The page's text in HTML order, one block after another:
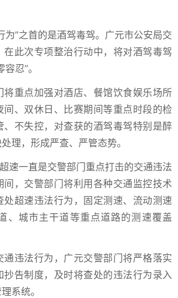
为”之首的是酒驾毒驾。广元市公安局交
在此次专项整治行动中，将对酒驾毒驾
忍”。
将重点加强对酒店、餐馆饮食娱乐场所
间、双休日、比赛期间等重点时段的检
、不失控，对查获的酒驾毒驾特别是醉
理，形成严查、严管态势。
速一直是交警部门重点打击的交通违法
间，交警部门将利用各种交通监控技术
处超速违法行为，固定测速、流动测速
、城市主干道等重点道路的测速覆盖
通违法行为，广元交警部门将严格落实
抄告制度，及时将查处的违法行为录入
系统。